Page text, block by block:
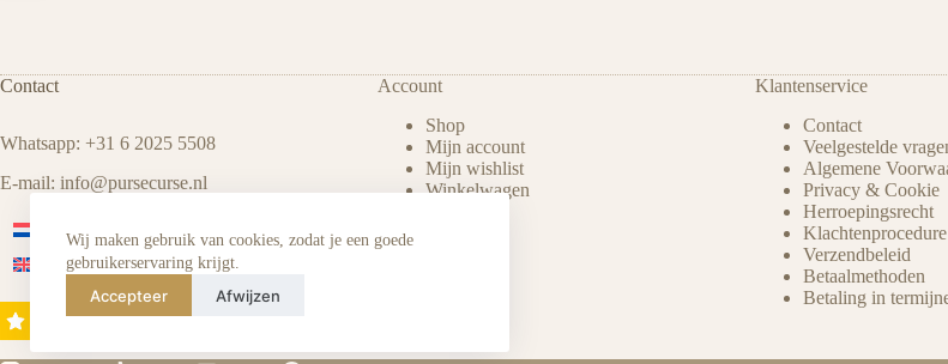
Wij maken gebruik van cookies, zodat je een goede
gebruikerservaring krijgt.
Accepteer Afwijzen
Contact
Whatsapp: +31 6 2025 5508
E-mail: info@pursecurse.nl
Nederlands
Engels
Account
Shop
Mijn account
Mijn wishlist
Winkelwagen
Klantenservice
Contact
Veelgestelde
Algemene
Privacy & Cookie
Herroepingsrecht
Klachtenprocedure
Verzendbeleid
Betaalmethoden
Betaling in